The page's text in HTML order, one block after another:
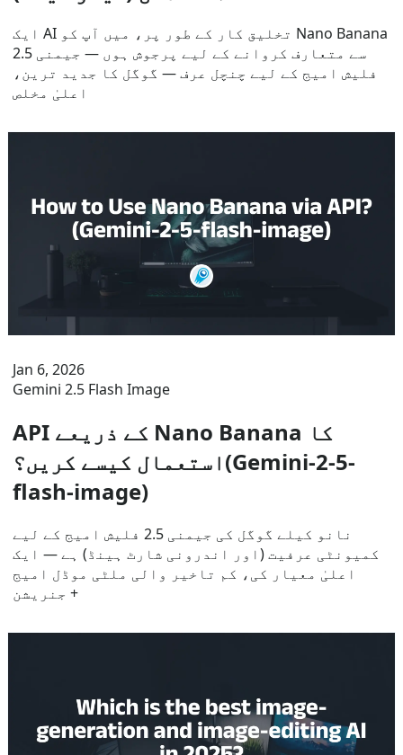
ایک AI تخلیق کار کے طور پر، میں آپ کو Nano Banana
سے متعارف کروانے کے لیے پرجوش ہوں — جیمنی 2.5
فلیش امیج کے لیے چنچل عرف — گوگل کا جدید ترین،
اعلیٰ مخلص
Jan 6, 2026
Gemini 2.5 Flash Image
API کے ذریعے Nano Banana کا
استعمال کیسے کریں؟(Gemini-2-5-
flash-image)
نانو کیلے گوگل کی جیمنی 2.5 فلیش امیج کے لیے
کمیونٹی عرفیت (اور اندرونی شارٹ ہینڈ) ہے — ایک
اعلیٰ معیار کی، کم تاخیر والی ملٹی موڈل امیج
جنریشن +